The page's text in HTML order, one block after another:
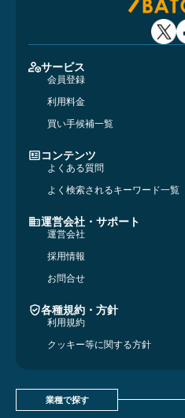
サービス
会員登録
利用料金
買い手候補一覧
コンテンツ
よくある質問
よく検索されるキーワード一覧
運営会社・サポート
運営会社
採用情報
お問合せ
各種規約・方針
利用規約
クッキー等に関する方針
業種で探す